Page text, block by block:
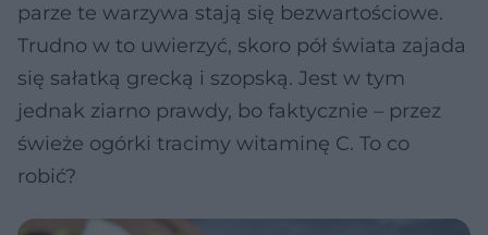
parze te warzywa stają się bezwartościowe.
Trudno w to uwierzyć, skoro pół świata zajada
się sałatką grecką i szopską. Jest w tym
jednak ziarno prawdy, bo faktycznie – przez
świeże ogórki tracimy witaminę C. To co
robić?